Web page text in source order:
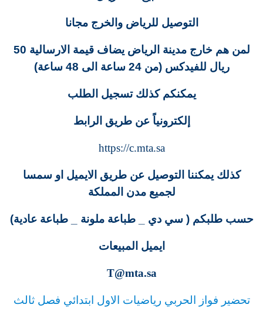
التوصيل للرياض والخرج مجانا
لمن هم خارج مدينة الرياض يضاف قيمة الارسالية 50
ريال للفيدكس (من 24 ساعة الى 48 ساعة)
يمكنكم كذلك تسجيل الطلب
إلكترونياً عن طريق الرابط
https://c.mta.sa
كذلك يمكننا التوصيل عن طريق الايميل او سمسا
لجميع مدن المملكة
حسب طلبكم ( سي دي _ طباعة ملونة _ طباعة عادية)
ايميل المبيعات
T@mta.sa
تحضير فواز الحربي رياضيات الاول ابتدائي فصل ثالث